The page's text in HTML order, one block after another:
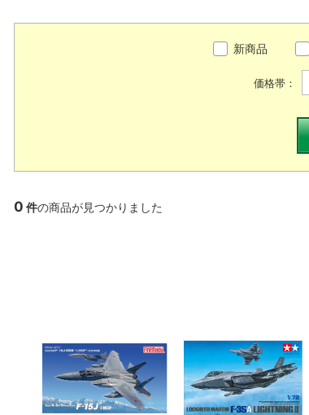
新商品
価格帯：
0 件の商品が見つかりました